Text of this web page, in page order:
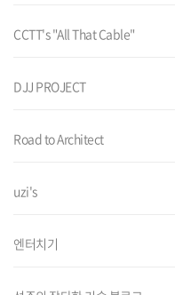
CCTT's "All That Cable"
DJJ PROJECT
Road to Architect
uzi's
엔터치기